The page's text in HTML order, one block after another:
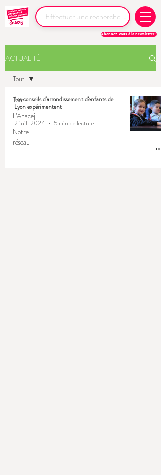
Abonnez-vous à la newsletter !
ACTUALITÉ
Tout
L'Anacej
Notre
réseau
Tout
Les conseils d’arrondissement d'enfants de
Lyon expérimentent
2 juil. 2024
5 min de lecture